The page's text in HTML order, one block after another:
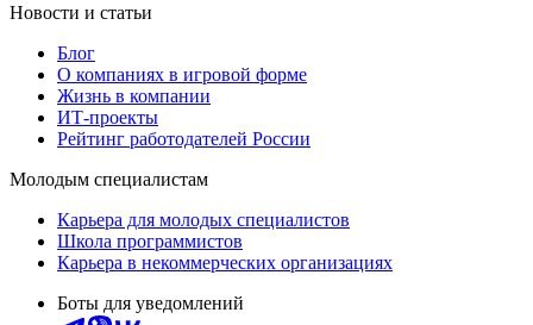
Новости и статьи
Блог
О компаниях в игровой форме
Жизнь в компании
ИТ-проекты
Рейтинг работодателей России
Молодым специалистам
Карьера для молодых специалистов
Школа программистов
Карьера в некоммерческих организациях
Боты для уведомлений